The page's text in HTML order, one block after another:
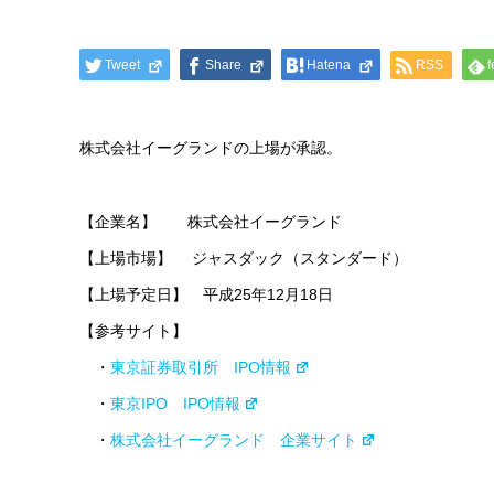
Tweet Share Hatena RSS
株式会社イーグランドの上場が承認。
【企業名】 株式会社イーグランド
【上場市場】 ジャスダック（スタンダード）
【上場予定日】 平成25年12月18日
【参考サイト】
・ 東京証券取引所 IPO情報
・ 東京IPO IPO情報
・ 株式会社イーグランド 企業サイト